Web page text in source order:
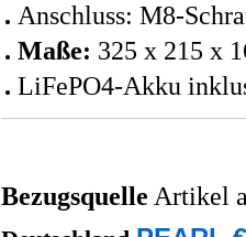
Anschluss: M8-
Maße: 325 x 215 x
LiFePO4-Akku
Bezugsquelle Artikel